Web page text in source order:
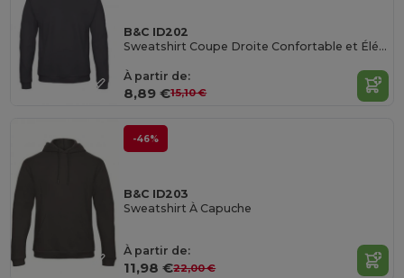
B&C ID202
Sweatshirt Coupe Droite Confortable et Élégant
À partir de:
8,89 €15,10 €
-46%
B&C ID203
Sweatshirt À Capuche
À partir de:
11,98 €22,00 €